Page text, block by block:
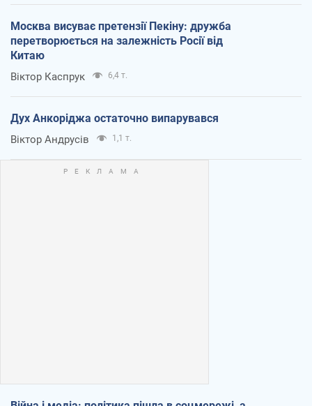
Москва висуває претензії Пекіну: дружба
перетворюється на залежність Росії від
Китаю
Віктор Каспрук 6,4 т.
Дух Анкоріджа остаточно випарувався
Віктор Андрусів 1,1 т.